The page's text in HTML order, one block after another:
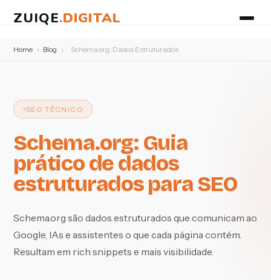
ZUIQE.DIGITAL
Home › Blog › Schema.org: Dados Estruturados
SEO TÉCNICO
Schema.org: Guia
prático de dados
estruturados para SEO
Schema.org são dados estruturados que comunicam ao
Google, IAs e assistentes o que cada página contém.
Resultam em rich snippets e mais visibilidade.